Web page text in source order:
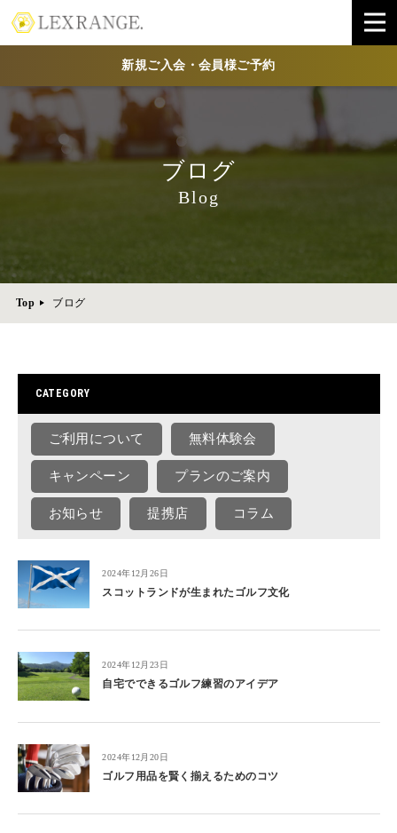
新規ご入会・会員様ご予約
ブログ
Blog
Top ブログ
CATEGORY
ご利用について 無料体験会
キャンペーン プランのご案内
お知らせ 提携店 コラム
2024年12月26日
スコットランドが生まれたゴルフ文化
2024年12月23日
自宅でできるゴルフ練習のアイデア
2024年12月20日
ゴルフ用品を賢く揃えるためのコツ